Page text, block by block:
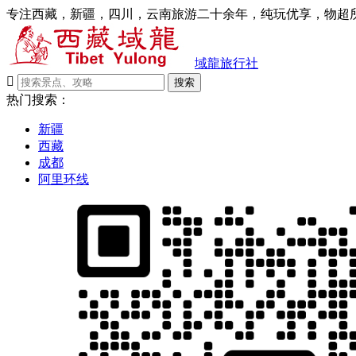
专注西藏，新疆，四川，云南旅游二十余年，纯玩优享，物超
域龍旅行社

搜索
热门搜索：
新疆
西藏
成都
阿里环线